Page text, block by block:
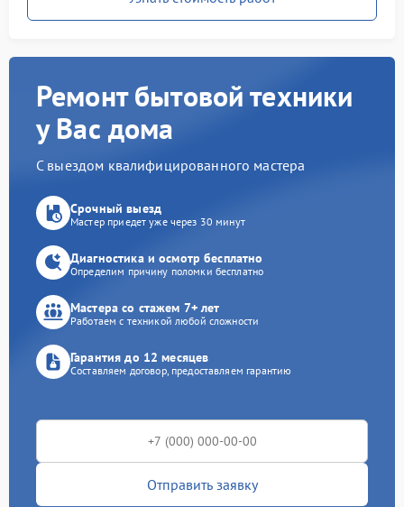
Ремонт бытовой техники
у Вас дома
С выездом квалифицированного мастера
Срочный выезд
Мастер приедет уже через 30 минут
Диагностика и осмотр бесплатно
Определим причину поломки бесплатно
Мастера со стажем 7+ лет
Работаем с техникой любой сложности
Гарантия до 12 месяцев
Составляем договор, предоставляем гарантию
Отправить заявку